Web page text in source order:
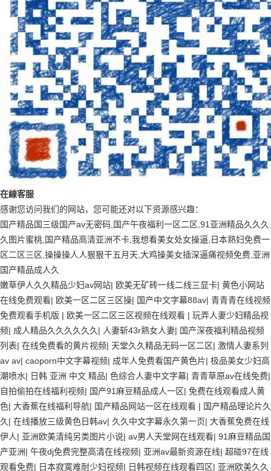
在線客服
感谢您访问我们的网站，您可能还对以下资源感兴趣：
国产精品国三级国产av无密码,国产午夜福利一区二区,91亚洲精品久久久
久图片蜜桃,国产精品高清亚洲不卡,我想看美女处女操逼,日本熟妇免费一
区二区三区,操操操人人狠狠干五月天,大鸡操美女插深逼痛视频免费,亚洲
国产精品成人久
嫩草伊人久久精品少妇av网站| 欧美无矿砖一线二线三显卡| 黄色小网站
在线免费观看| 欧美一区二区三区操| 国产中文字幕88av| 青青青在线视频
免费观看手机版 | 欧美一区二区三区视频在线观看 | 玩弄人妻少妇精品视
频| 成人精品久久久久久久 | 人妻斩43r熟女人妻| 国产深夜福利精品视频
列表| 在线免费看的黄片视频| 天堂久久精品无码一区二区| 激情人妻系列
av av| caoporn中文字幕视频| 成年人免费看国产黄色片| 极品美女少妇高
潮喷水| 日韩 亚洲 中文 精品| 色综合人妻中文字幕| 青青草原av在线免费|
自拍偷拍在线福利视频| 国产91麻豆精品成人一区| 免费在线观看成人黄
色| 大香蕉在线福利导航| 国产精品网站一区在线观看 | 国产精品理论片久
久 | 在线播放三级黄色日韩av| 久久中文字幕永久第一页| 大香蕉免费在线
伊人| 亚洲欧美清纯另类图片小说| av男人天堂网在线观看| 91麻豆精品国
产亚洲| 午夜dj免费完整高清在线视频| 亚洲av最新资源在线| 超碰97在线
观看免费| 日本寂寞难耐少妇视频| 日韩视频在线观看四区| 亚洲欧美久久